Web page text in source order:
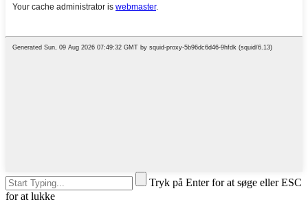
Tryk på Enter for at søge eller ESC
for at lukke